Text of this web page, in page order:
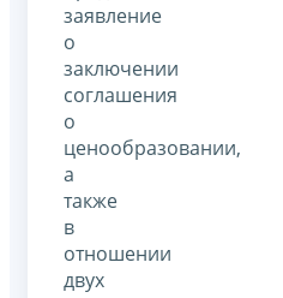
заявление
о
заключении
соглашения
о
ценообразовании,
а
также
в
отношении
двух